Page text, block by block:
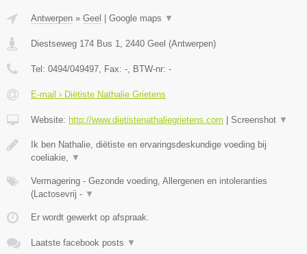
Antwerpen » Geel Google maps ▼
Diestseweg 174 Bus 1, 2440 Geel (Antwerpen)
Tel: 0494/049497, Fax: -, BTW-nr: -
E-mail › Diëtiste Nathalie Grietens
Website: http://www.dietistenathaliegrietens.com Screenshot ▼
Ik ben Nathalie, diëtiste en ervaringsdeskundige voeding bij
coeliakie, ▼
Vermagering - Gezonde voeding, Allergenen en intoleranties
(Lactosevrij - ▼
Er wordt gewerkt op afspraak.
Laatste facebook posts ▼